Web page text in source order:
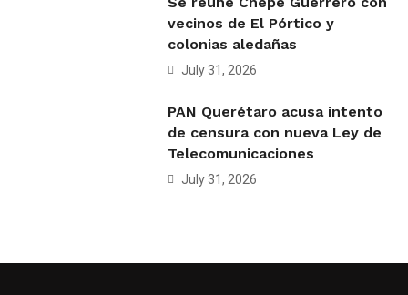
vecinos de El Pórtico y
colonias aledañas
July 31, 2026
PAN Querétaro acusa intento
de censura con nueva Ley de
Telecomunicaciones
July 31, 2026